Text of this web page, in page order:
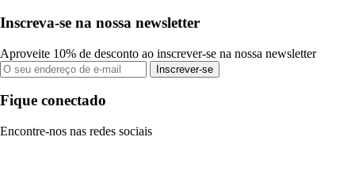
Inscreva-se na nossa newsletter
Aproveite 10% de desconto ao inscrever-se na nossa newsletter
Inscrever-se
Fique conectado
Encontre-nos nas redes sociais